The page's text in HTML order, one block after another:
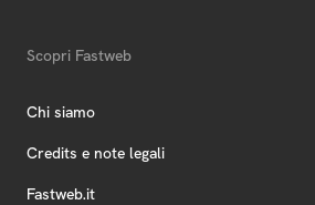
Scopri Fastweb
Chi siamo
Credits e note legali
Fastweb.it